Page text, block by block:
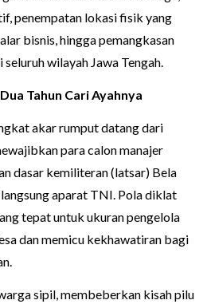
penempatan lokasi fisik yang
bisnis, hingga pemangkasan
wilayah Jawa Tengah.
Tahun Cari Ayahnya
akar rumput datang dari
para calon manajer
dasar kemiliteran (latsar) Bela
aparat TNI. Pola diklat
tepat untuk ukuran pengelola
dan memicu kekhawatiran bagi
sipil, membeberkan kisah pilu